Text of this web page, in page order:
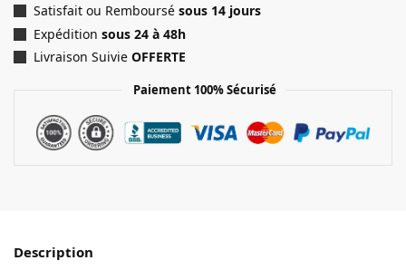
Satisfait ou Remboursé sous 14 jours
Expédition sous 24 à 48h
Livraison Suivie OFFERTE
Paiement 100% Sécurisé
Description